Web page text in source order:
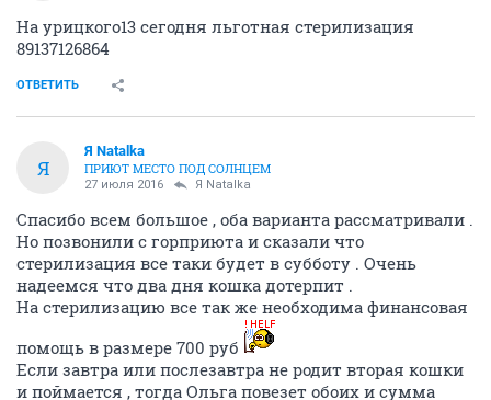
На урицкого13 сегодня льготная стерилизация
89137126864
ОТВЕТИТЬ
Я
Я Natalka
ПРИЮТ МЕСТО ПОД СОЛНЦЕМ
27 июля 2016 Я Natalka
Спасибо всем большое , оба варианта рассматривали .
Но позвонили с горприюта и сказали что
стерилизация все таки будет в субботу . Очень
надеемся что два дня кошка дотерпит .
На стерилизацию все так же необходима финансовая
помощь в размере 700 руб
Если завтра или послезавтра не родит вторая кошки
и поймается , тогда Ольга повезет обоих и сумма